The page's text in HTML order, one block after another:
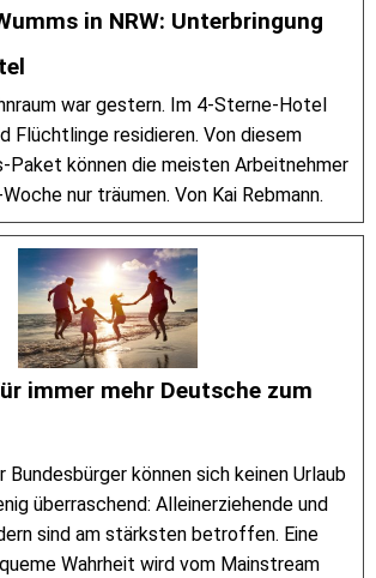
in NRW: Unterbringung
war gestern. Im 4-Sterne-Hotel
Flüchtlinge residieren. Von diesem
Paket können die meisten Arbeitnehmer
nur träumen. Von Kai Rebmann.
immer mehr Deutsche zum
können sich keinen Urlaub
überraschend: Alleinerziehende und
sind am stärksten betroffen. Eine
Wahrheit wird vom Mainstream